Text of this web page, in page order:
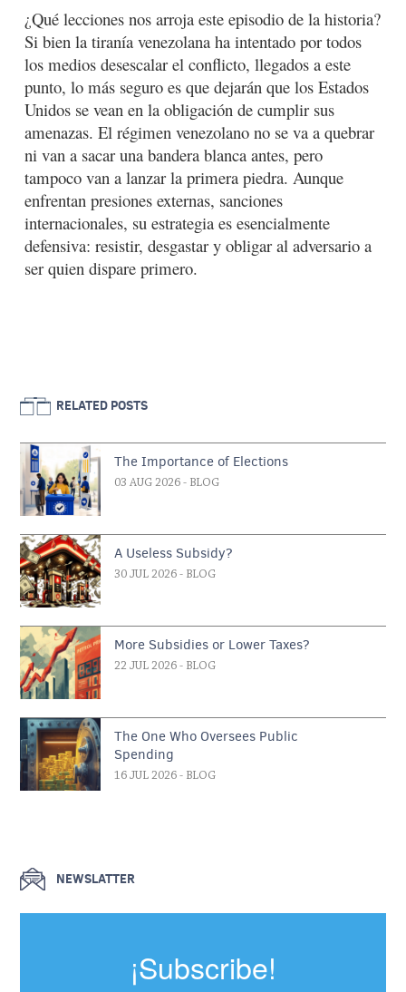
¿Qué lecciones nos arroja este episodio de la historia?
Si bien la tiranía venezolana ha intentado por todos
los medios desescalar el conflicto, llegados a este
punto, lo más seguro es que dejarán que los Estados
Unidos se vean en la obligación de cumplir sus
amenazas. El régimen venezolano no se va a quebrar
ni van a sacar una bandera blanca antes, pero
tampoco van a lanzar la primera piedra. Aunque
enfrentan presiones externas, sanciones
internacionales, su estrategia es esencialmente
defensiva: resistir, desgastar y obligar al adversario a
ser quien dispare primero.
RELATED POSTS
The Importance of Elections
03 AUG 2026 - BLOG
A Useless Subsidy?
30 JUL 2026 - BLOG
More Subsidies or Lower Taxes?
22 JUL 2026 - BLOG
The One Who Oversees Public
Spending
16 JUL 2026 - BLOG
NEWSLATTER
¡Subscribe!